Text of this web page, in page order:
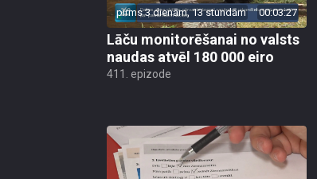
pirms 3 dienām, 13 stundām 00:03:27
Lāču monitorēšanai no valsts
naudas atvēl 180 000 eiro
411. epizode